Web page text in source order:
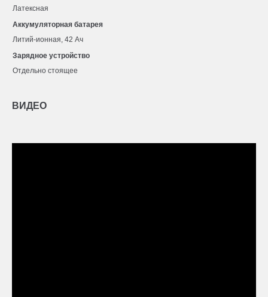
Латексная
Аккумуляторная батарея
Литий-ионная, 42 Ач
Зарядное устройство
Отдельно стоящее
ВИДЕО